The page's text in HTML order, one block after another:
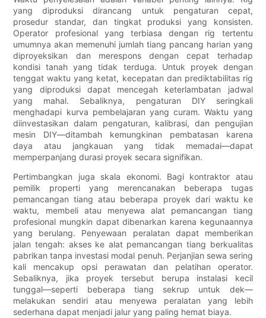
yang diproduksi dirancang untuk pengaturan cepat,
prosedur standar, dan tingkat produksi yang konsisten.
Operator profesional yang terbiasa dengan rig tertentu
umumnya akan memenuhi jumlah tiang pancang harian yang
diproyeksikan dan merespons dengan cepat terhadap
kondisi tanah yang tidak terduga. Untuk proyek dengan
tenggat waktu yang ketat, kecepatan dan prediktabilitas rig
yang diproduksi dapat mencegah keterlambatan jadwal
yang mahal. Sebaliknya, pengaturan DIY seringkali
menghadapi kurva pembelajaran yang curam. Waktu yang
diinvestasikan dalam pengaturan, kalibrasi, dan pengujian
mesin DIY—ditambah kemungkinan pembatasan karena
daya atau jangkauan yang tidak memadai—dapat
memperpanjang durasi proyek secara signifikan.
Pertimbangkan juga skala ekonomi. Bagi kontraktor atau
pemilik properti yang merencanakan beberapa tugas
pemancangan tiang atau beberapa proyek dari waktu ke
waktu, membeli atau menyewa alat pemancangan tiang
profesional mungkin dapat dibenarkan karena kegunaannya
yang berulang. Penyewaan peralatan dapat memberikan
jalan tengah: akses ke alat pemancangan tiang berkualitas
pabrikan tanpa investasi modal penuh. Perjanjian sewa sering
kali mencakup opsi perawatan dan pelatihan operator.
Sebaliknya, jika proyek tersebut berupa instalasi kecil
tunggal—seperti beberapa tiang sekrup untuk dek—
melakukan sendiri atau menyewa peralatan yang lebih
sederhana dapat menjadi jalur yang paling hemat biaya.